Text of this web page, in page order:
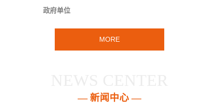
政府单位
MORE
— 新闻中心 —